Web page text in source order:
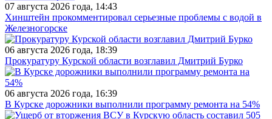
07 августа 2026 года, 14:43
Хинштейн прокомментировал серьезные проблемы с водой в
Железногорске
06 августа 2026 года, 18:39
Прокуратуру Курской области возглавил Дмитрий Бурко
06 августа 2026 года, 16:39
В Курске дорожники выполнили программу ремонта на 54%